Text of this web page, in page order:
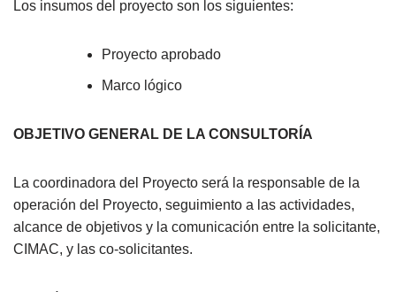
Los insumos del proyecto son los siguientes:
Proyecto aprobado
Marco lógico
OBJETIVO GENERAL DE LA CONSULTORÍA
La coordinadora del Proyecto será la responsable de la
operación del Proyecto, seguimiento a las actividades,
alcance de objetivos y la comunicación entre la solicitante,
CIMAC, y las co-solicitantes.